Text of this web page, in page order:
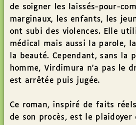
de soigner les laissés-pour-
marginaux, les enfants, les
ont subi des violences. Elle
médical mais aussi la parole,
la beauté. Cependant, sans la
homme, Virdimura n’a pas le
est arrêtée puis jugée.
Ce roman, inspiré de faits
de son procès, est le plaidoyer